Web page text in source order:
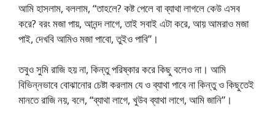
আমি হাসলাম, বললাম, “তাহলে? কষ্ট পেলে বা ব্যাথা লাগলে কেউ এসব
করে? বরং মজা পায়, আনন্দ লাগে, তাই সবাই এটা করে, আয় আমরাও মজা
পাই, দেখবি আমিও মজা পাবো, তুইও পাবি”।
তবুও সুমি রাজি হয় না, কিন্তু পরিষ্কার করে কিছু বলেও না। আমি
বিভিন্নভাবে বোঝানোর চেষ্টা করলাম যে ও ব্যাথা পাবে না কিন্তু ও কিছুতেই
মানতে রাজি নয়, বলে, “ব্যাথা লাগে, খুউব ব্যাথা লাগে, আমি জানি”।